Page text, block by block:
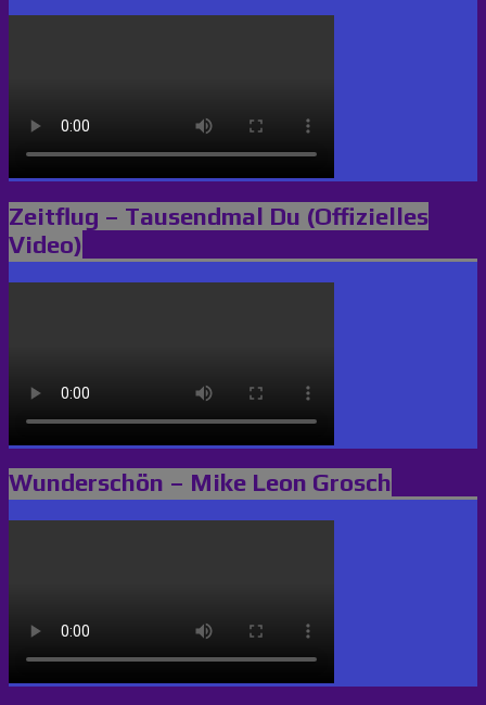
Zeitflug – Tausendmal Du (Offizielles
Video)
Wunderschön – Mike Leon Grosch